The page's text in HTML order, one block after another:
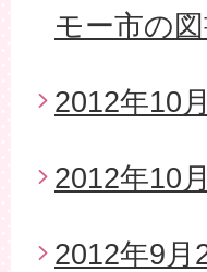
モー市の
2012年10
2012年10
2012年9